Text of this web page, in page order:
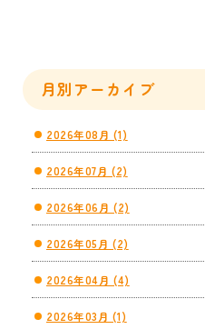
月別アーカイブ
2026年08月 (1)
2026年07月 (2)
2026年06月 (2)
2026年05月 (2)
2026年04月 (4)
2026年03月 (1)